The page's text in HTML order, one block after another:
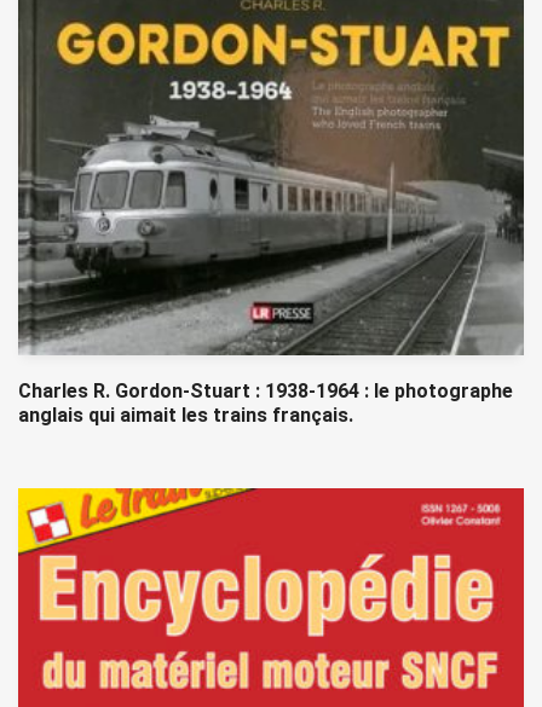
Charles R. Gordon-Stuart : 1938-1964 : le photographe
anglais qui aimait les trains français.